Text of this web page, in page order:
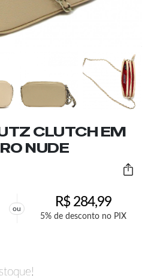
CLUTCH EM
NUDE
ou R$284,99
5% de desconto no PIX